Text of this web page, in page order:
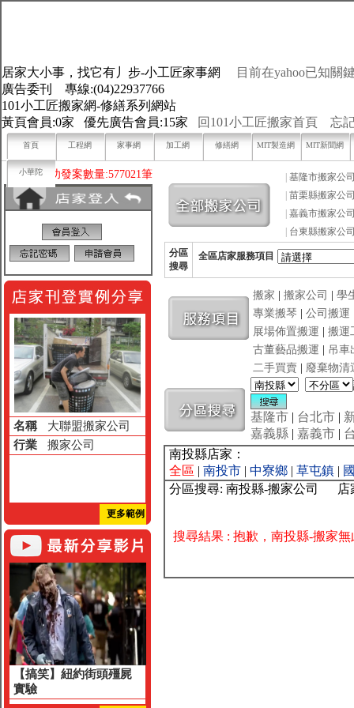
居家大小事，找它有丿步-小工匠家事網
目前在yahoo已知關
廣告委刊 專線:(04)22937766
101小工匠搬家網-修繕系列網站
黃頁會員:0家 優先廣告會員:15家
回101小工匠搬家首頁 忘
首頁 工程網 家事網 加工網 修繕網 MIT製造網 MIT新聞網
小華陀
目前已成功發案數量:577021筆
名稱
大聯盟搬家公司
行業
搬家公司
更多範例
【搞笑】紐約街頭殭屍
實驗
基隆市搬家公
苗栗縣搬家公
嘉義市搬家公
台東縣搬家公
分區
搜尋
全區店家服務項目
搬家 搬家公司
學
專業搬琴
公司搬運
展場佈置搬運
搬運
古董藝品搬運
吊車
二手買賣
廢棄物清
基隆市 | 台北市 |
嘉義縣 | 嘉義市 |
南投縣店家：
全區 | 南投市 | 中寮鄉 | 草屯鎮 |
分區搜尋: 南投縣-搬家公司 店
搜尋結果 : 抱歉，南投縣-搬家